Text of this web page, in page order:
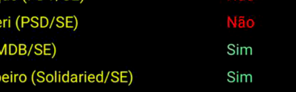
a
Fiscal do
até o dia
16 de junho de 2026
Sergipe rejeitam
contraproposta da empresa
Resistência e Luta
eleição do Sindisan
Executiva e Conselho
SINDISAN acontece